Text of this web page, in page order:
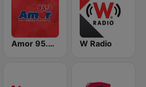
Amor 95.3 FM W Radio